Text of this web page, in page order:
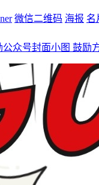
微信二维码 海报 名
公众号封面小图 鼓励